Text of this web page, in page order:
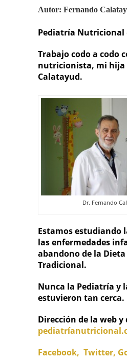
Autor: Fernando
Pediatría Nutricional
Trabajo codo a codo
nutricionista, mi hija
Calatayud.
Dr. Fernando
Estamos estudiando
las enfermedades
abandono de la
Tradicional.
Nunca la Pediatría y
estuvieron tan cerca.
Dirección de la web y
Facebook, Twitter,